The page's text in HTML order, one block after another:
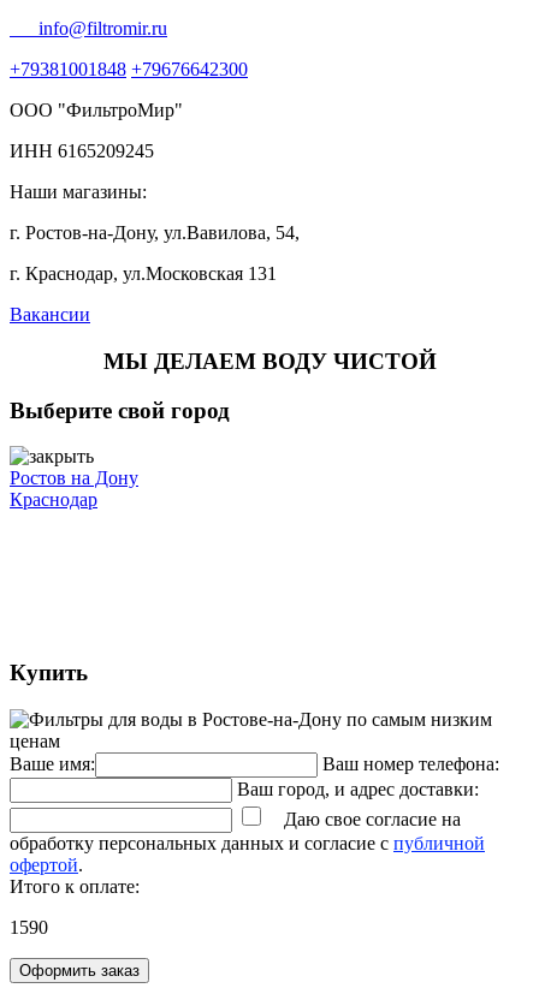
info@filtromir.ru
+79381001848 +79676642300
ООО "ФильтроМир"
ИНН 6165209245
Наши магазины:
г. Ростов-на-Дону, ул.Вавилова, 54,
г. Краснодар, ул.Московская 131
Вакансии
МЫ ДЕЛАЕМ ВОДУ ЧИСТОЙ
Выберите свой город
Ростов на Дону
Краснодар
Купить
Ваше имя:
Ваш номер телефона:
Ваш город, и адрес доставки:
Даю свое согласие на
обработку персональных данных и согласие с публичной
офертой.
Итого к оплате:
1590
Оформить заказ